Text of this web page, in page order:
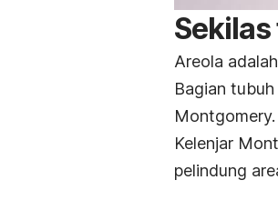
Areola
Bagian
Montgomery.
Kelenjar
pelindung